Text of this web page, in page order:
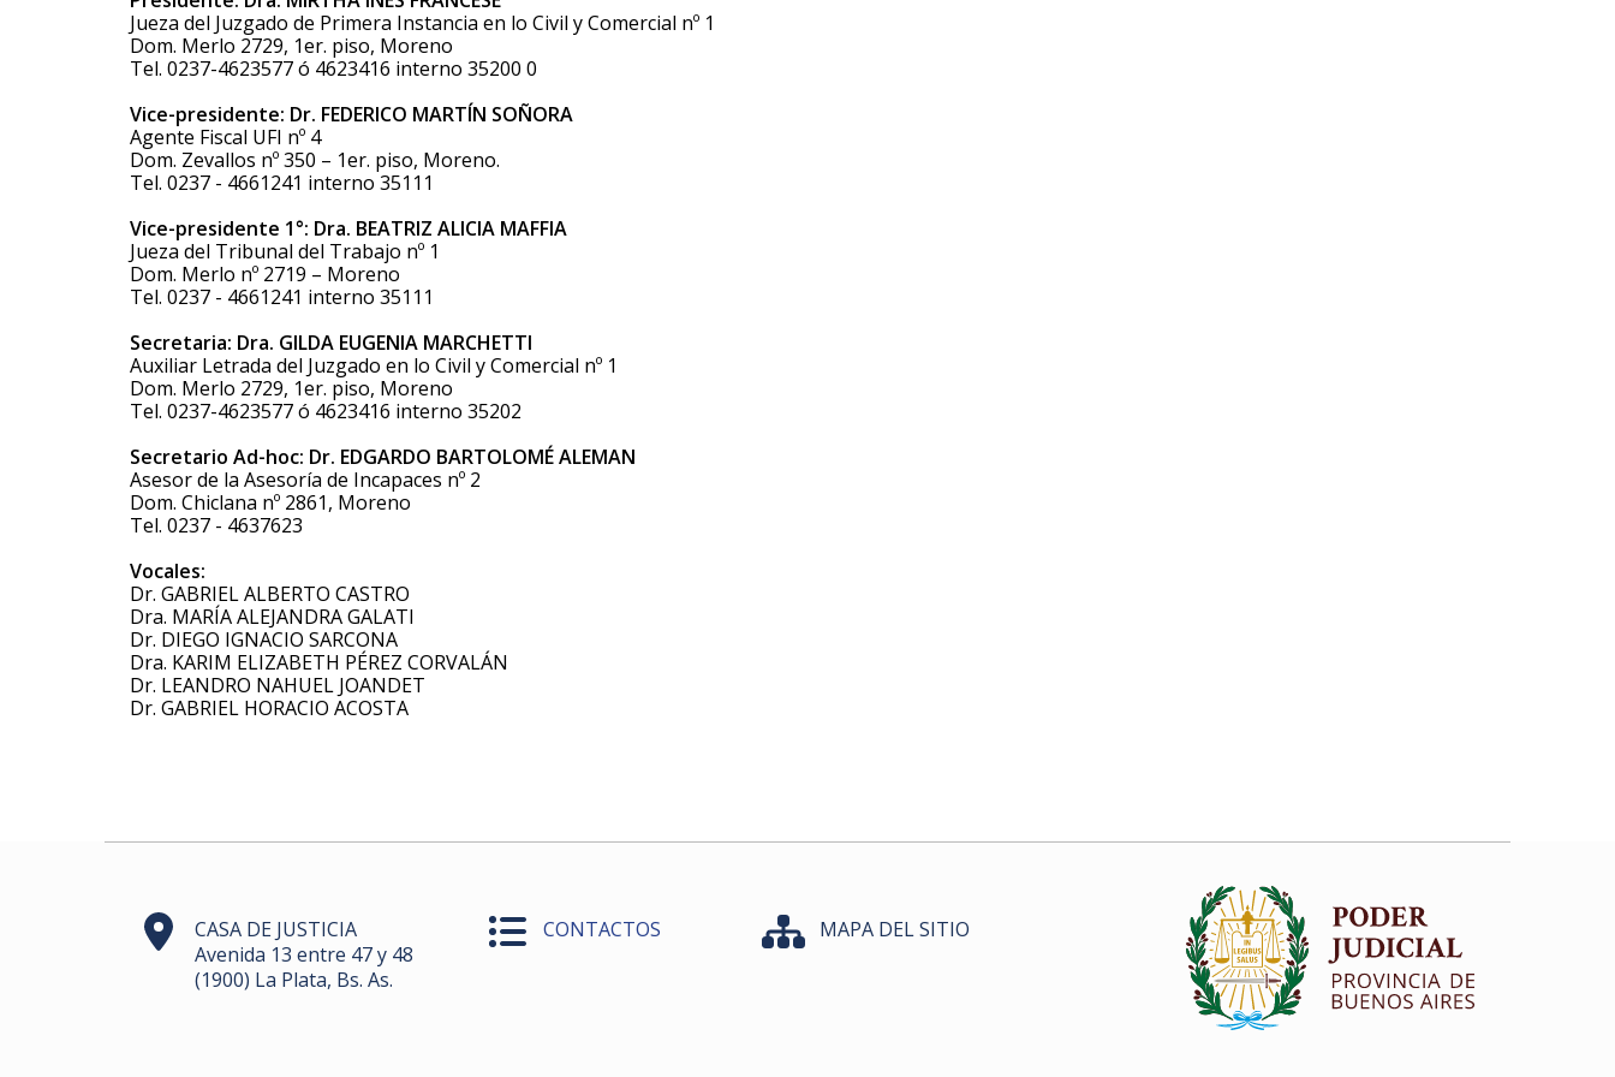
Jueza del Juzgado de Primera Instancia en lo Civil y Comercial nº 1
Dom. Merlo 2729, 1er. piso, Moreno
Tel. 0237-4623577 ó 4623416 interno 35200 0
Vice-presidente: Dr. FEDERICO MARTÍN SOÑORA
Agente Fiscal UFI nº 4
Dom. Zevallos nº 350 – 1er. piso, Moreno.
Tel. 0237 - 4661241 interno 35111
Vice-presidente 1°: Dra. BEATRIZ ALICIA MAFFIA
Jueza del Tribunal del Trabajo nº 1
Dom. Merlo nº 2719 – Moreno
Tel. 0237 - 4661241 interno 35111
Secretaria: Dra. GILDA EUGENIA MARCHETTI
Auxiliar Letrada del Juzgado en lo Civil y Comercial nº 1
Dom. Merlo 2729, 1er. piso, Moreno
Tel. 0237-4623577 ó 4623416 interno 35202
Secretario Ad-hoc: Dr. EDGARDO BARTOLOMÉ ALEMAN
Asesor de la Asesoría de Incapaces nº 2
Dom. Chiclana nº 2861, Moreno
Tel. 0237 - 4637623
Vocales:
Dr. GABRIEL ALBERTO CASTRO
Dra. MARÍA ALEJANDRA GALATI
Dr. DIEGO IGNACIO SARCONA
Dra. KARIM ELIZABETH PÉREZ CORVALÁN
Dr. LEANDRO NAHUEL JOANDET
Dr. GABRIEL HORACIO ACOSTA
CASA DE JUSTICIA
Avenida 13 entre 47 y 48
(1900) La Plata, Bs. As.
CONTACTOS MAPA DEL SITIO